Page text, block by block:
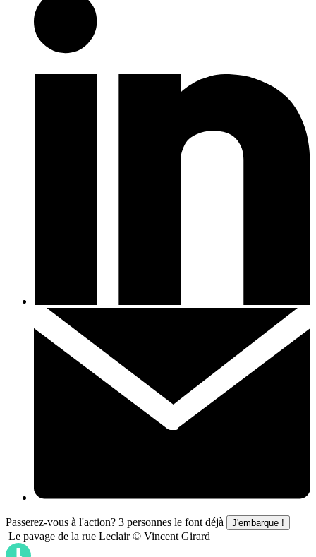
Passerez-vous à l'action? 3 personnes le font déjà J'embarque !
Le pavage de la rue Leclair © Vincent Girard